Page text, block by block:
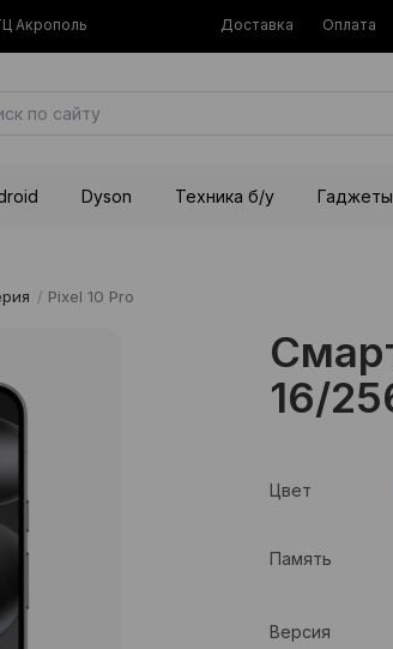
Акрополь Доставка Оплата
Dyson Техника б/у Гаджеты
/ Pixel 10 Pro
16/
Цвет
Память
Версия